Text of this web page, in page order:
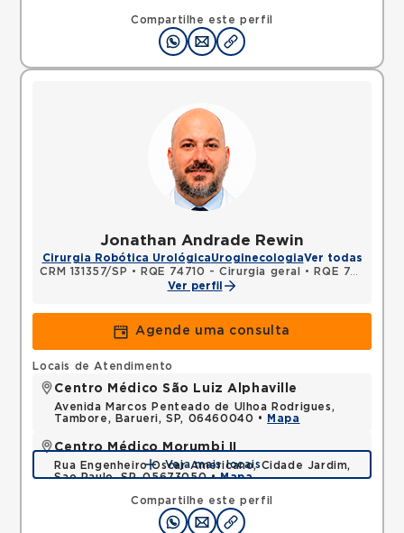
Compartilhe este perfil
SP, 09531195 •
Jonathan Andrade Rewin
Cirurgia Robótica UrológicaUroginecologiaVer todas
CRM 131357/SP • RQE 74710 - Cirurgia geral •
RQE 74711 - Urologia
Ver perfil
Agende uma consulta
Compartilhe este perfil
Locais de Atendimento
Centro Médico São Luiz Alphaville
Avenida Marcos Penteado de Ulhoa Rodrigues,
Tambore, Barueri, SP, 06460040 •
Mapa
Centro Médico Morumbi II
Rua Engenheiro Oscar Americano, Cidade Jardim,
Sao Paulo, SP, 05673050 •Mapa
Veja mais locais